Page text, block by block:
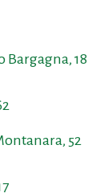
Bargagna, 18
52